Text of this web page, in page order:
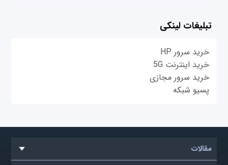
تبلیغات لینکی
خرید سرور HP
خرید اینترنت 5G
خرید سرور مجازی
پسیو شبکه
مقالات